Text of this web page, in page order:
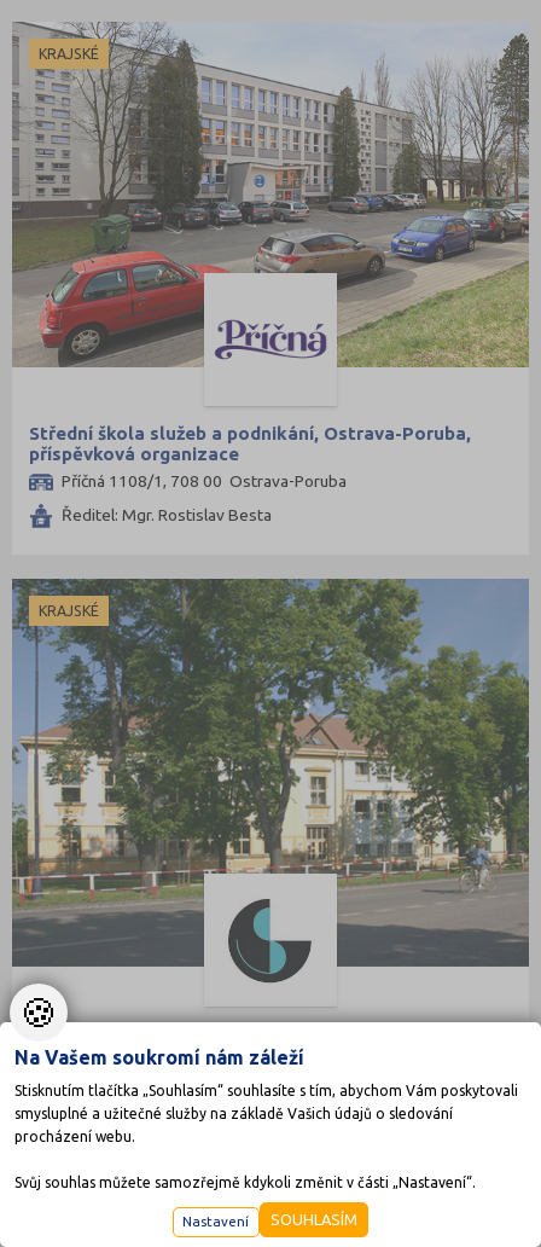
KRAJSKÉ
Střední škola služeb a podnikání, Ostrava-Poruba,
příspěvková organizace
Příčná 1108/1, 708 00 Ostrava-Poruba
Ředitel: Mgr. Rostislav Besta
KRAJSKÉ
Střední škola služeb, obchodu a gastronomie
Velká 3, 50341 Hradec Králové
Ředitel: Mgr. Alena Kloučková
🍪
Na Vašem soukromí nám záleží
Stisknutím tlačítka „Souhlasím“ souhlasíte s tím, abychom Vám poskytovali
smysluplné a užitečné služby na základě Vašich údajů o sledování
procházení webu.
Svůj souhlas můžete samozřejmě kdykoli změnit v části „Nastavení“.
Nastavení SOUHLASÍM